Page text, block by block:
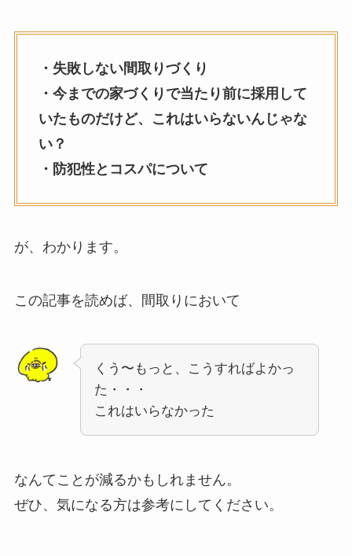
・失敗しない間取りづくり
・今までの家づくりで当たり前に採用して
いたものだけど、これはいらないんじゃな
い？
・防犯性とコスパについて
が、わかります。
この記事を読めば、間取りにおいて
くう〜もっと、こうすればよかっ
た・・・
これはいらなかった
なんてことが減るかもしれません。
ぜひ、気になる方は参考にしてください。